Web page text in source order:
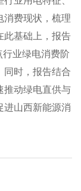
消费现状，梳理
此基础上，报告
业绿电消费阶
同时，报告结合
推动绿电直供与
进山西新能源消